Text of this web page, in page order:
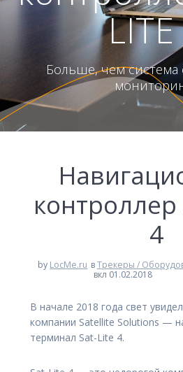
Больше, чем система
контроллер
4
by LocMe.ru вТрекеры /
вкл 01.02.2018
В начале 2018 года свет
компании Satellite Solutions —
терминал Sat-Lite 4.